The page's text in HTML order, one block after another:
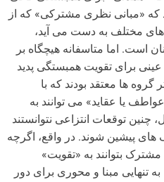
که «مبانی نظری مشترکی» که از
مختلف به دست می آید،
است. اما متاسفانه هیچگاه بر
برای تقویت همبستگی پدید
گروه ها معتقد بودند که با
یا عقاید» می توانند به
توقعات انتزاعی نتوانستند
های پیشین شوند. در واقع، اگرچه
بتوانند به «تقویت»
تنهایی مبنا و محوری برای دور